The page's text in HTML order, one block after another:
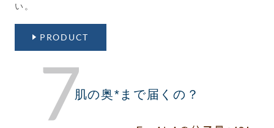
い。
PRODUCT
7肌の奥*まで届くの？